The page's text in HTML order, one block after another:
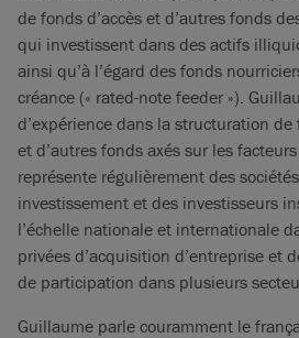
de fonds d’accès et d’autres fonds
qui investissent dans des actifs
ainsi qu’à l’égard des fonds
créance (« rated-note feeder »).
d’expérience dans la structuration
et d’autres fonds axés sur les
représente régulièrement des
investissement et des investisseurs
l’échelle nationale et internationale
privées d’acquisition d’entreprise et
de participation dans plusieurs
Guillaume parle couramment le